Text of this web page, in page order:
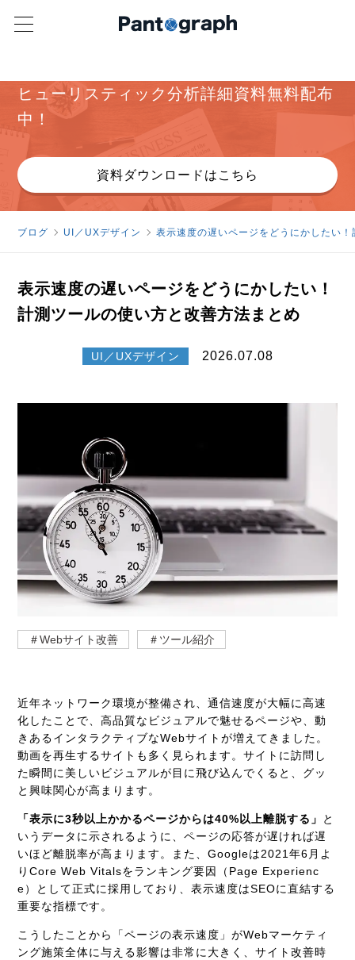
ヒューリスティック分析詳細資料無料配布
中！
資料ダウンロードはこちら
ブログ UI／UXデザイン 表示速度の遅いページをどうにかしたい
表示速度の遅いページをどうにかしたい！
計測ツールの使い方と改善方法まとめ
UI／UXデザイン 2026.07.08
＃Webサイト改善 ＃ツール紹介
近年ネットワーク環境が整備され、通信速度が大幅に高速
化したことで、高品質なビジュアルで魅せるページや、動
きあるインタラクティブなWebサイトが増えてきました。
動画を再生するサイトも多く見られます。サイトに訪問し
た瞬間に美しいビジュアルが目に飛び込んでくると、グッ
と興味関心が高まります。
「表示に3秒以上かかるページからは40%以上離脱する」
と
いうデータに示されるように、ページの応答が遅ければ遅
いほど離脱率が高まります。また、Googleは2021年6月よ
りCore Web Vitalsをランキング要因（Page Experienc
e）として正式に採用しており、表示速度はSEOに直結する
重要な指標です。
こうしたことから「ページの表示速度」がWebマーケティ
ング施策全体に与える影響は非常に大きく、サイト改善時